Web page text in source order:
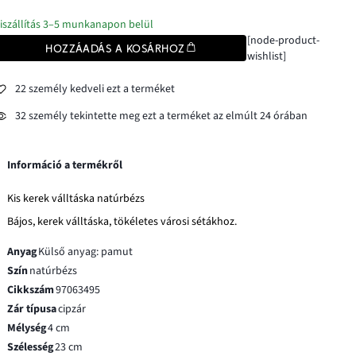
3–5 munkanapon belül
HOZZÁADÁS A KOSÁRHOZ
[node-product-
wishlist]
22 személy kedveli ezt a terméket
32 személy tekintette meg ezt a terméket az elmúlt 24 órában
Információ a termékről
Kis kerek válltáska natúrbézs
Bájos, kerek válltáska, tökéletes városi sétákhoz.
AnyagKülső anyag: pamut
Színnatúrbézs
Cikkszám97063495
Zár típusacipzár
Mélység4 cm
Szélesség23 cm